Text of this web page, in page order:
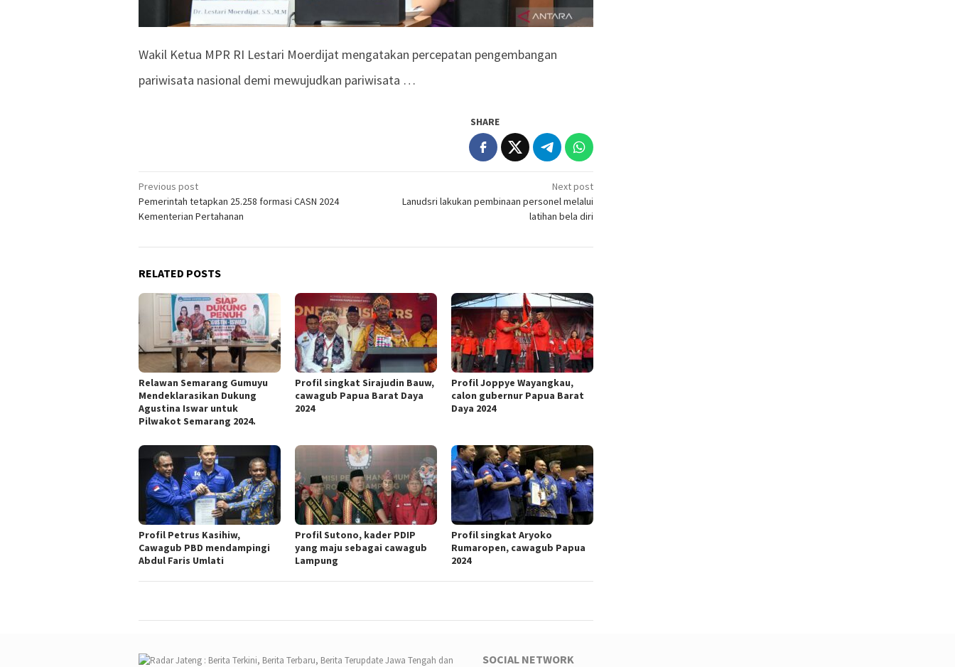
Wakil Ketua MPR RI Lestari Moerdijat mengatakan percepatan pengembangan
pariwisata nasional demi mewujudkan pariwisata …
SHARE
Post
navigation
Previous post
Pemerintah tetapkan 25.258 formasi CASN 2024
Kementerian Pertahanan
Next post
Lanudsri lakukan pembinaan personel melalui
latihan bela diri
RELATED POSTS
Relawan Semarang Gumuyu
Mendeklarasikan Dukung
Agustina Iswar untuk
Pilwakot Semarang 2024.
Profil singkat Sirajudin Bauw,
cawagub Papua Barat Daya
2024
Profil Joppye Wayangkau,
calon gubernur Papua Barat
Daya 2024
Profil Petrus Kasihiw,
Cawagub PBD mendampingi
Abdul Faris Umlati
Profil Sutono, kader PDIP
yang maju sebagai cawagub
Lampung
Profil singkat Aryoko
Rumaropen, cawagub Papua
2024
SOCIAL NETWORK